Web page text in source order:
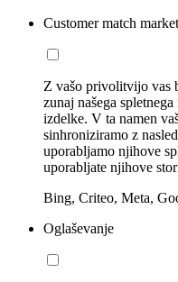
Customer match
Z vašo privolitvijo vas
zunaj našega
izdelke. V ta namen
sinhroniziramo z
uporabljamo njihove
uporabljate njihove
Bing, Criteo, Meta,
Oglaševanje